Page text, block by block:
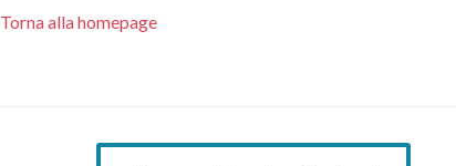
Torna alla homepage